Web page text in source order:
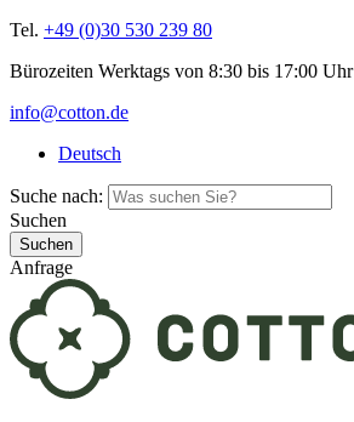
Tel. +49 (0)30 530 239 80
Bürozeiten Werktags von 8:30 bis 17:00 Uhr
info@cotton.de
Deutsch
Suche nach:
Suchen
Anfrage